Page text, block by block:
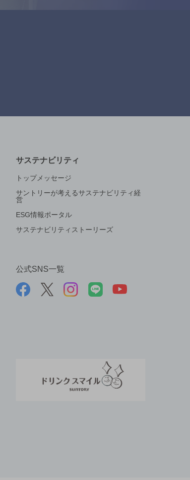
サステナビリティ
トップメッセージ
サントリーが考えるサステナビリティ経
営
ESG情報ポータル
サステナビリティストーリーズ
公式SNS一覧